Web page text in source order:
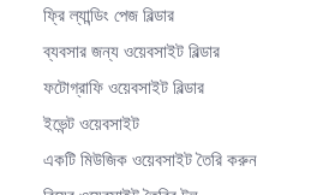
ফ্রি ল্যান্ডিং পেজ বিল্ডার
ব্যবসার জন্য ওয়েবসাইট বিল্ডার
ফটোগ্রাফি ওয়েবসাইট বিল্ডার
ইভেন্ট ওয়েবসাইট
একটি মিউজিক ওয়েবসাইট তৈরি করুন